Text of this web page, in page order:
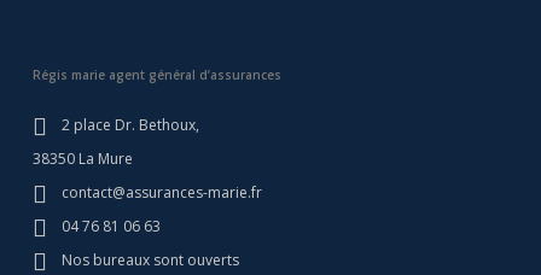
Régis marie agent général d’assurances
2 place Dr. Bethoux,
38350 La Mure
contact@assurances-marie.fr
04 76 81 06 63
Nos bureaux sont ouverts